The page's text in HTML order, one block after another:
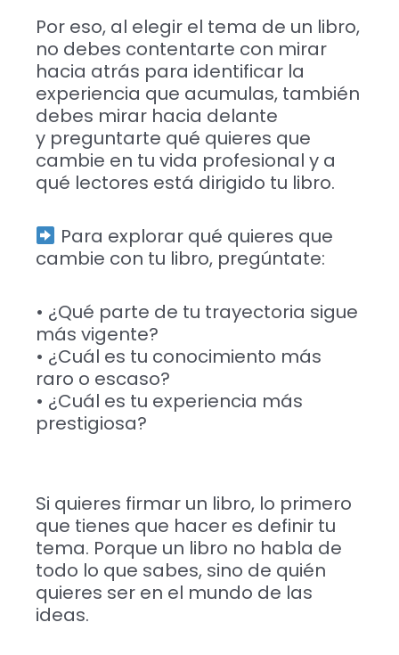
Por eso, al elegir el tema de un libro,
no debes contentarte con mirar
hacia atrás para identificar la
experiencia que acumulas, también
debes mirar hacia delante
y preguntarte qué quieres que
cambie en tu vida profesional y a
qué lectores está dirigido tu libro.
Para explorar qué quieres que
cambie con tu libro, pregúntate:
• ¿Qué parte de tu trayectoria sigue
más vigente?
• ¿Cuál es tu conocimiento más
raro o escaso?
• ¿Cuál es tu experiencia más
prestigiosa?
Si quieres firmar un libro, lo primero
que tienes que hacer es definir tu
tema. Porque un libro no habla de
todo lo que sabes, sino de quién
quieres ser en el mundo de las
ideas.